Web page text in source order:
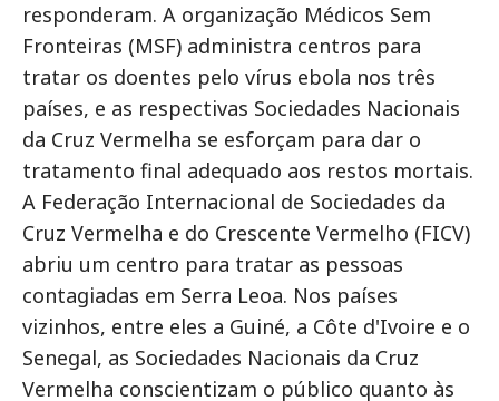
responderam. A organização Médicos Sem
Fronteiras (MSF) administra centros para
tratar os doentes pelo vírus ebola nos três
países, e as respectivas Sociedades Nacionais
da Cruz Vermelha se esforçam para dar o
tratamento final adequado aos restos mortais.
A Federação Internacional de Sociedades da
Cruz Vermelha e do Crescente Vermelho (FICV)
abriu um centro para tratar as pessoas
contagiadas em Serra Leoa. Nos países
vizinhos, entre eles a Guiné, a Côte d'Ivoire e o
Senegal, as Sociedades Nacionais da Cruz
Vermelha conscientizam o público quanto às